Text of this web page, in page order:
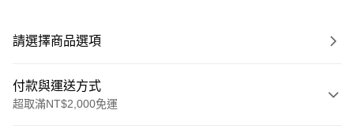
請選擇商品選項
付款與運送方式
超取滿NT$2,000免運